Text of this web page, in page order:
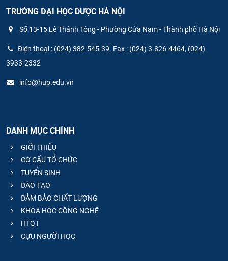
TRƯỜNG ĐẠI HỌC DƯỢC HÀ NỘI
Số 13-15 Lê Thánh Tông - Phường Cửa Nam - Thành phố Hà Nội
Điện thoại : (024) 382-545-39. Fax : (024) 3.826-4464, (024)
3933-2332
info@hup.edu.vn
DANH MỤC CHÍNH
GIỚI THIỆU
CƠ CẤU TỔ CHỨC
TUYỂN SINH
ĐÀO TẠO
ĐẢM BẢO CHẤT LƯỢNG
KHOA HỌC CÔNG NGHỆ
HTQT
CỰU NGƯỜI HỌC